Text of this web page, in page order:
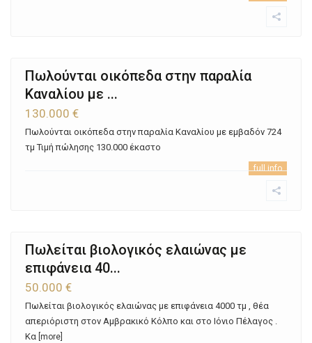
Πωλούνται οικόπεδα στην παραλία
Καναλίου με ...
130.000 €
Πωλούνται οικόπεδα στην παραλία Καναλίου με εμβαδόν 724
τμ Τιμή πώλησης 130.000 έκαστο
full info
Πωλείται βιολογικός ελαιώνας με
επιφάνεια 40...
50.000 €
Πωλείται βιολογικός ελαιώνας με επιφάνεια 4000 τμ , θέα
απεριόριστη στον Αμβρακικό Κόλπο και στο Ιόνιο Πέλαγος .
Κα [more]